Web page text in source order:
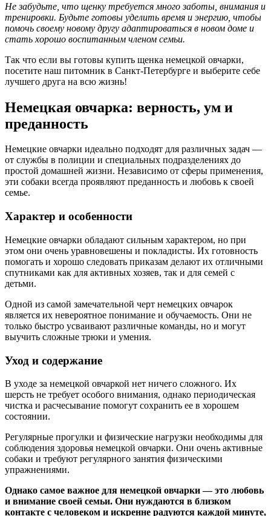
Не забудьте, что щенку требуется много заботы, внимания и
тренировки. Будьте готовы уделить время и энергию, чтобы
помочь своему новому другу адаптироваться в новом доме и
стать хорошо воспитанным членом семьи.
Так что если вы готовы купить щенка немецкой овчарки,
посетите наш питомник в Санкт-Петербурге и выберите себе
лучшего друга на всю жизнь!
Немецкая овчарка: верность, ум и
преданность
Немецкие овчарки идеально подходят для различных задач —
от службы в полиции и специальных подразделениях до
простой домашней жизни. Независимо от сферы применения,
эти собаки всегда проявляют преданность и любовь к своей
семье.
Характер и особенности
Немецкие овчарки обладают сильным характером, но при
этом они очень уравновешены и покладисты. Их готовность
помогать и хорошо следовать приказам делают их отличными
спутниками как для активных хозяев, так и для семей с
детьми.
Одной из самой замечательной черт немецких овчарок
является их невероятное понимание и обучаемость. Они не
только быстро усваивают различные команды, но и могут
выучить сложные трюки и умения.
Уход и содержание
В уходе за немецкой овчаркой нет ничего сложного. Их
шерсть не требует особого внимания, однако периодическая
чистка и расчесывание помогут сохранить ее в хорошем
состоянии.
Регулярные прогулки и физические нагрузки необходимы для
соблюдения здоровья немецкой овчарки. Они очень активные
собаки и требуют регулярного занятия физическими
упражнениями.
Однако самое важное для немецкой овчарки — это любовь
и внимание своей семьи. Они нуждаются в близком
контакте с человеком и искренне радуются каждой минуте,